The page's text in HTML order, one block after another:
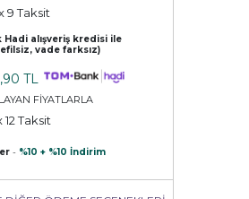
9 Taksit
Hadi alışveriş kredisi ile
vade farksız)
,90 TL
FİYATLARLA
12 Taksit
- %10 + %10 İndirim